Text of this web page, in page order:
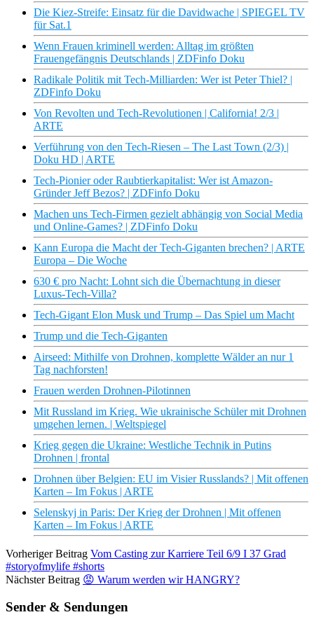
Die Kiez-Streife: Einsatz für die Davidwache | SPIEGEL TV
für Sat.1
Wenn Frauen kriminell werden: Alltag im größten
Frauengefängnis Deutschlands | ZDFinfo Doku
Radikale Politik mit Tech-Milliarden: Wer ist Peter Thiel? |
ZDFinfo Doku
Von Revolten und Tech-Revolutionen | California! 2/3 |
ARTE
Verführung von den Tech-Riesen – The Last Town (2/3) |
Doku HD | ARTE
Tech-Pionier oder Raubtierkapitalist: Wer ist Amazon-
Gründer Jeff Bezos? | ZDFinfo Doku
Machen uns Tech-Firmen gezielt abhängig von Social Media
und Online-Games? | ZDFinfo Doku
Kann Europa die Macht der Tech-Giganten brechen? | ARTE
Europa – Die Woche
630 € pro Nacht: Lohnt sich die Übernachtung in dieser
Luxus-Tech-Villa?
Tech-Gigant Elon Musk und Trump – Das Spiel um Macht
Trump und die Tech-Giganten
Airseed: Mithilfe von Drohnen, komplette Wälder an nur 1
Tag nachforsten!
Frauen werden Drohnen-Pilotinnen
Mit Russland im Krieg. Wie ukrainische Schüler mit Drohnen
umgehen lernen. | Weltspiegel
Krieg gegen die Ukraine: Westliche Technik in Putins
Drohnen | frontal
Drohnen über Belgien: EU im Visier Russlands? | Mit offenen
Karten – Im Fokus | ARTE
Selenskyj in Paris: Der Krieg der Drohnen | Mit offenen
Karten – Im Fokus | ARTE
Vorheriger Beitrag Vom Casting zur Karriere Teil 6/9 I 37 Grad
#storyofmylife #shorts
Nächster Beitrag 😡 Warum werden wir HANGRY?
Sender & Sendungen